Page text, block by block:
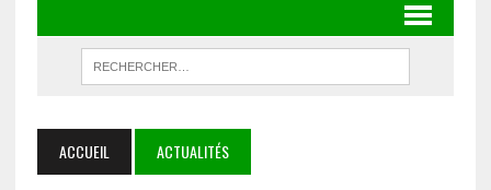
ACCUEIL ACTUALITÉS